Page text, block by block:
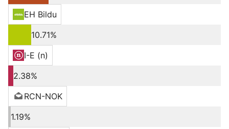
EH Bildu
10.71%
I-E (n)
2.38%
RCN-NOK
1.19%